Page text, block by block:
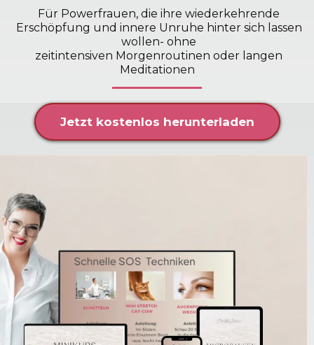
Für Powerfrauen, die ihre wiederkehrende
Erschöpfung und innere Unruhe hinter sich lassen
wollen- ohne
zeitintensiven Morgenroutinen oder langen
Meditationen
Jetzt kostenlos herunterladen